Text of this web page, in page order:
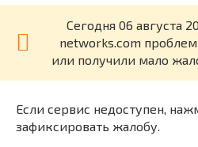
Cегодня 06 августа
networks.com
или получили мало
Если сервис недоступен,
зафиксировать жалобу.